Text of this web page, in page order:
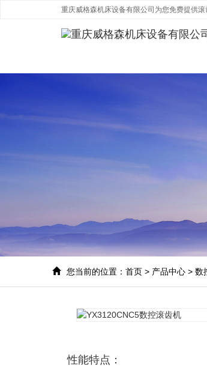
重庆威格森机床设备有限公司为您免费提供
您当前的位置： 首页 > 产品中心 > 数
性能特点：